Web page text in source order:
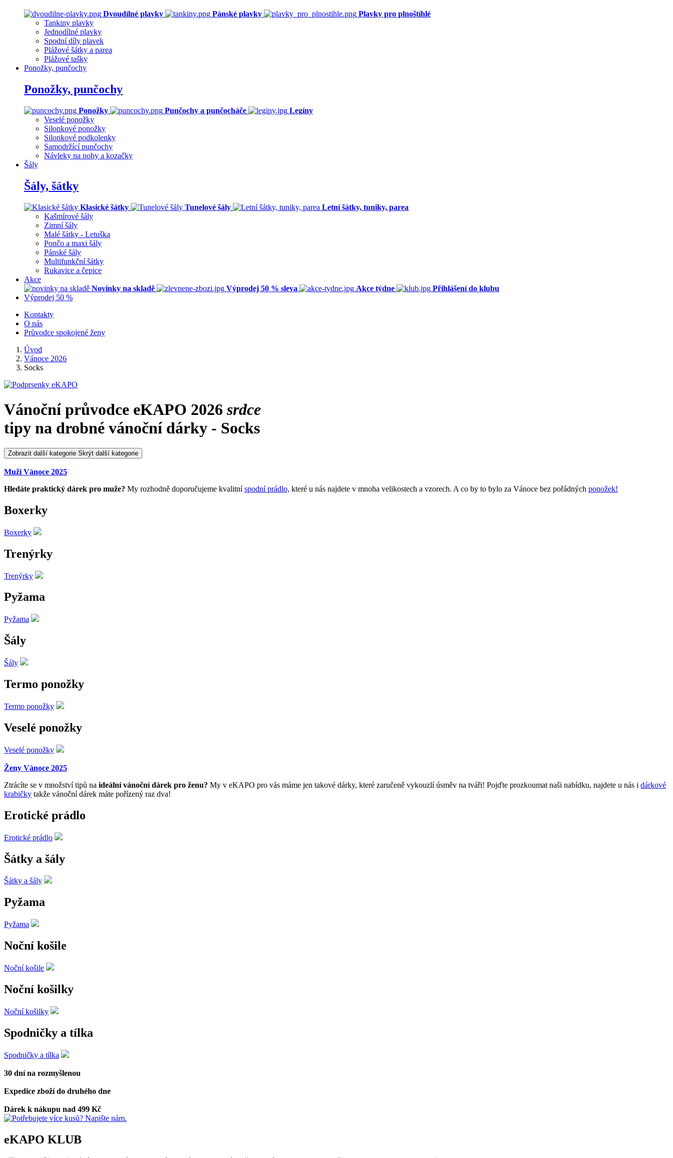
Dvoudílné plavky Pánské plavky
Plavky pro plnoštíhlé
Tankiny plavky
Jednodílné plavky
Spodní díly plavek
Plážové šátky a parea
Plážové tašky
Ponožky, punčochy
Ponožky, punčochy
Ponožky Punčochy a punčocháče
Legíny
Veselé ponožky
Silonkové ponožky
Silonkové podkolenky
Samodržící punčochy
Návleky na nohy a kozačky
Šály
Šály, šátky
Klasické šátky Tunelové šály
Letní šátky, tuniky, parea
Kašmírové šály
Zimní šály
Malé šátky - Letuška
Pončo a maxi šály
Pánské šály
Multifunkční šátky
Rukavice a čepice
Akce
Novinky na skladě
Výprodej 50 % sleva Akce týdne
Přihlášení do klubu
Výprodej 50 %
Kontakty
O nás
Průvodce spokojené ženy
Úvod
Vánoce 2026
Socks
Vánoční průvodce eKAPO 2026 srdce
tipy na drobné vánoční dárky - Socks
Zobrazit další kategorie Skrýt další kategorie
Muži Vánoce 2025
Hledáte praktický dárek pro muže? My rozhodně doporučujeme kvalitníspodní prádlo, které u nás najdete v mnoha velikostech a vzorech. A co by to bylo za Vánoce bez pořádných ponožek!
Boxerky
Boxerky
Trenýrky
Trenýrky
Pyžama
Pyžama
Šály
Šály
Termo ponožky
Termo ponožky
Veselé ponožky
Veselé ponožky
Ženy Vánoce 2025
Ztrácíte se v množství tipů na ideální vánoční dárek pro ženu? My v eKAPO pro vás máme jen takové dárky, které zaručeně vykouzlí úsměv na tváři! Pojďte prozkoumat naši nabídku, najdete u nás i dárkové
krabičky takže vánoční dárek máte pořízený raz dva!
Erotické prádlo
Erotické prádlo
Šátky a šály
Šátky a šály
Pyžama
Pyžama
Noční košile
Noční košile
Noční košilky
Noční košilky
Spodničky a tílka
Spodničky a tílka
30 dní na rozmyšlenou
Expedice zboží do druhého dne
Dárek k nákupu nad 499 Kč
eKAPO KLUB